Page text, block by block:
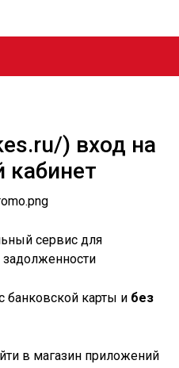
) вход на
кабинет
сервис для
банковской карты и без
в магазин приложений